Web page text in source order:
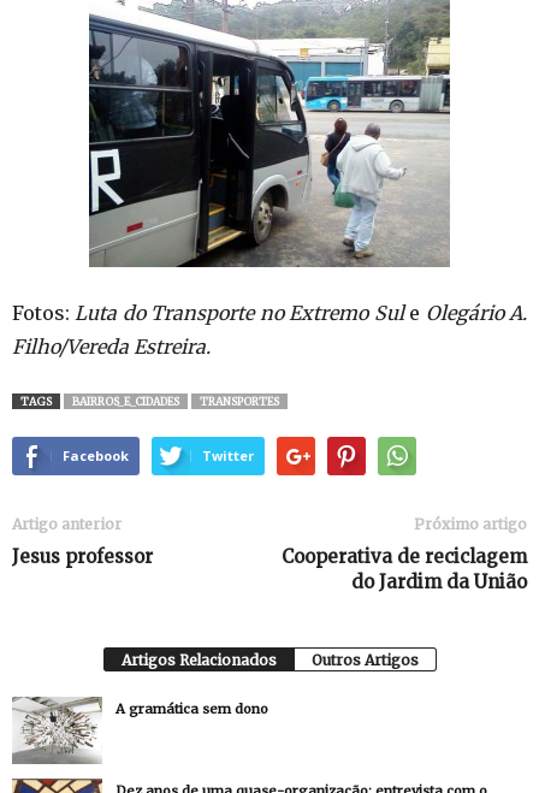
Fotos: Luta do Transporte no Extremo Sule Olegário A.
Filho/Vereda Estreira.
TAGS BAIRROS_E_CIDADES TRANSPORTES
Facebook Twitter
Artigo anterior
Jesus professor
Próximo artigo
Cooperativa de reciclagem
do Jardim da União
Artigos Relacionados Outros Artigos
A gramática sem dono